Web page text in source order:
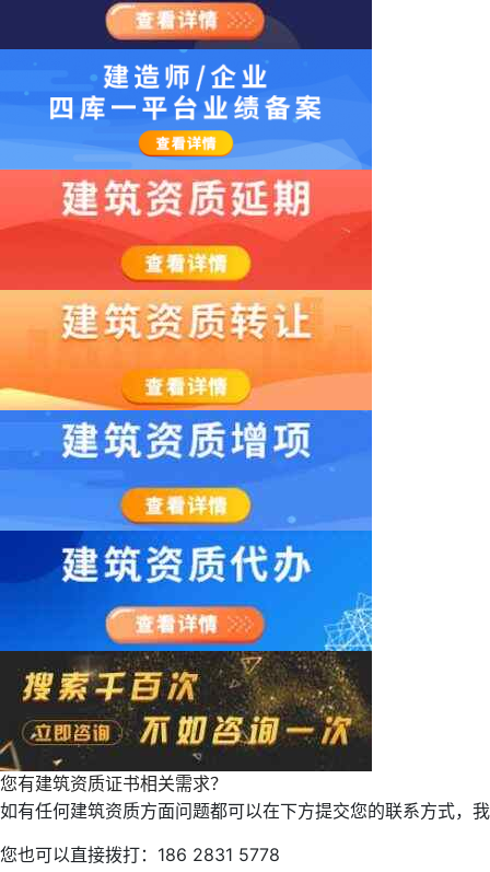
您有建筑资质证书相关需求？
如有任何建筑资质方面问题都可以在下方提交您的联系方式，
您也可以直接拨打：186 2831 5778